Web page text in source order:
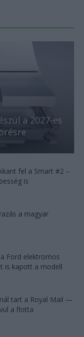
a 2027-es
fel a Smart #2 –
is
a magyar
Ford elektromos
is kapott a modell
tart a Royal Mail —
a flotta